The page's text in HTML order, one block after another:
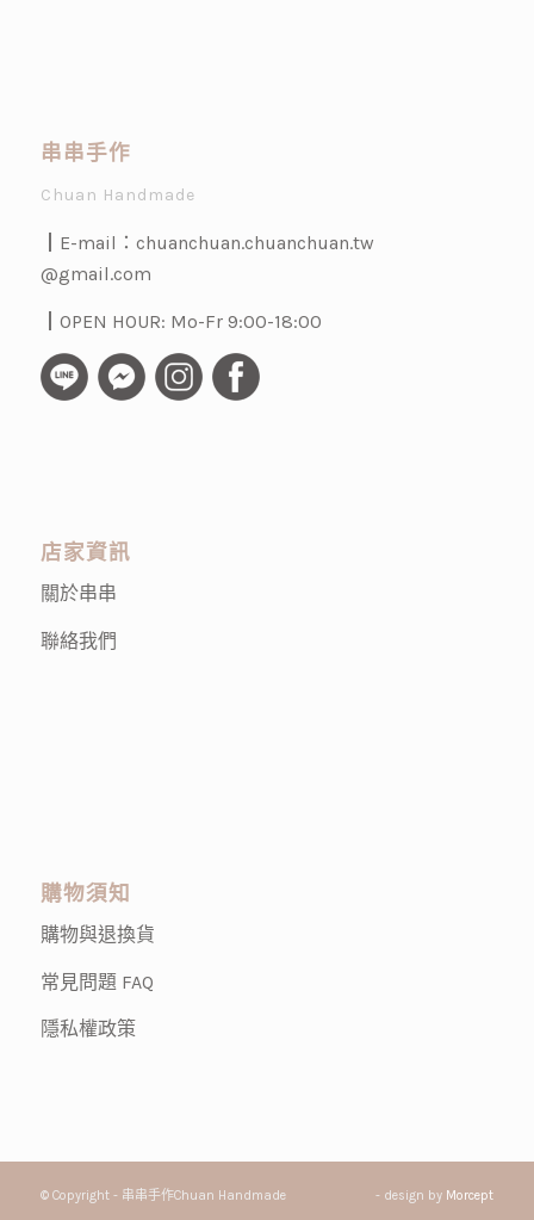
串串手作
Chuan Handmade
┃E-mail： chuanchuan.chuanchuan.tw
@gmail.com
┃OPEN HOUR: Mo-Fr 9:00-18:00
店家資訊
關於串串
聯絡我們
購物須知
購物與退換貨
常見問題 FAQ
隱私權政策
© Copyright - 串串手作Chuan Handmade - design by Morcept